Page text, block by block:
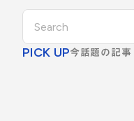
PICK UP今話題の記事